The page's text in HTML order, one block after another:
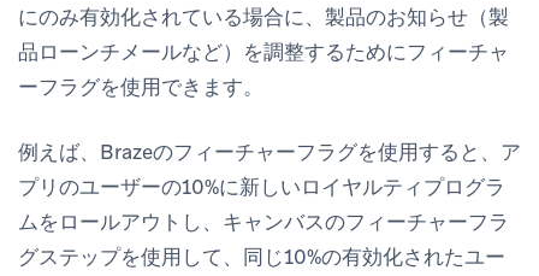
にのみ有効化されている場合に、製品のお知らせ（製
品ローンチメールなど）を調整するためにフィーチャ
ーフラグを使用できます。
例えば、Brazeのフィーチャーフラグを使用すると、ア
プリのユーザーの10%に新しいロイヤルティプログラ
ムをロールアウトし、キャンバスのフィーチャーフラ
グステップを使用して、同じ10%の有効化されたユー